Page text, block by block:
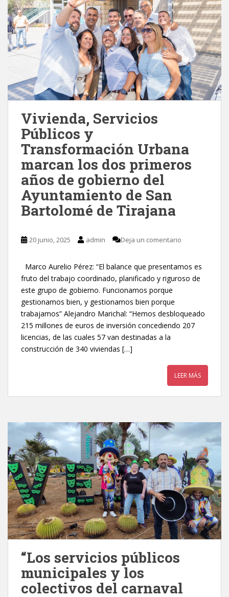
Vivienda, Servicios
Públicos y
Transformación Urbana
marcan los dos primeros
años de gobierno del
Ayuntamiento de San
Bartolomé de Tirajana
20 junio, 2025 admin Deja un comentario
Marco Aurelio Pérez: “El balance que presentamos es
fruto del trabajo coordinado, planificado y riguroso de
este grupo de gobierno. Funcionamos porque
gestionamos bien, y gestionamos bien porque
trabajamos” Alejandro Marichal: “Hemos desbloqueado
215 millones de euros de inversión concediendo 207
licencias, de las cuales 57 van destinadas a la
construcción de 340 viviendas […]
LEER MÁS
“Los servicios públicos
municipales y los
colectivos del carnaval